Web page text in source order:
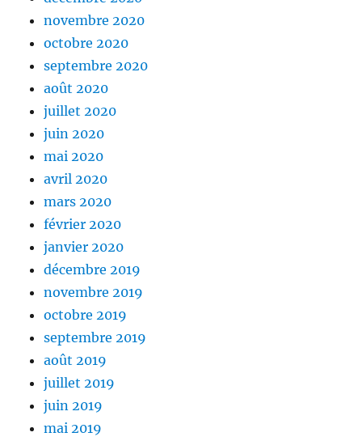
novembre 2020
octobre 2020
septembre 2020
août 2020
juillet 2020
juin 2020
mai 2020
avril 2020
mars 2020
février 2020
janvier 2020
décembre 2019
novembre 2019
octobre 2019
septembre 2019
août 2019
juillet 2019
juin 2019
mai 2019